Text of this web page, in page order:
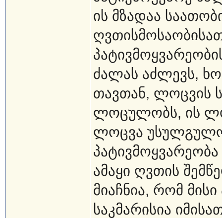
ის მზადაა
ძალას აძლევს,
თავთან, ლოცვის
ლოცულობს, ის
ლოცვა
ამაყი ღვთის
მიაჩნია, რომ
საკმარისია